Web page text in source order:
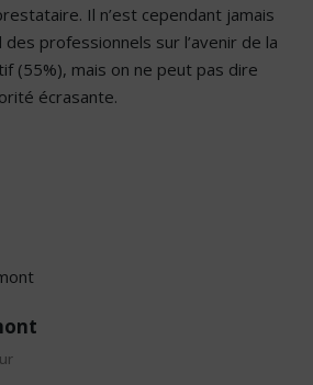
Il n’est cependant jamais
professionnels sur l’avenir de la
(55%), mais on ne peut pas dire
écrasante.